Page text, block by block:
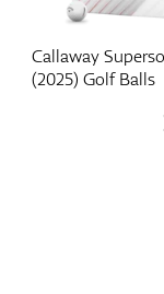
Balls